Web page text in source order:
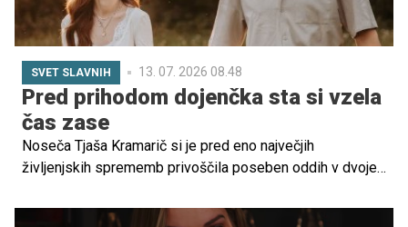
SVET SLAVNIH 13. 07. 2026 08.48
Pred prihodom dojenčka sta si vzela
čas zase
Noseča Tjaša Kramarič si je pred eno največjih
življenjskih sprememb privoščila poseben oddih v dvoje.
Sanjski moški, je s svojimi sledilci delila utrinke z morja,